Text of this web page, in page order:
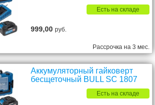
Есть на складе
999,00руб.
Рассрочка на 3 мес.
Аккумуляторный гайковерт
бесщеточный BULL SC 1807
Есть на складе